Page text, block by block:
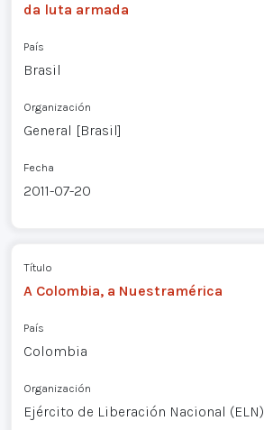
da luta armada
País
Brasil
Organización
General [Brasil]
Fecha
2011-07-20
Título
A Colombia, a Nuestramérica
País
Colombia
Organización
Ejército de Liberación Nacional (ELN)